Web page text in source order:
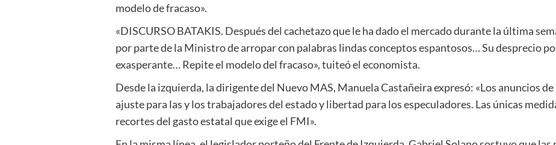
modelo de fracaso».
«DISCURSO BATAKIS. Después del cachetazo que le ha dado el mercado durante la última
por parte de la Ministro de arropar con palabras lindas conceptos espantosos… Su desprecio
exasperante… Repite el modelo del fracaso», tuiteó el economista.
Desde la izquierda, la dirigente del Nuevo MAS, Manuela Castañeira expresó: «Los anuncios
ajuste para las y los trabajadores del estado y libertad para los especuladores. Las únicas
recortes del gasto estatal que exige el FMI».